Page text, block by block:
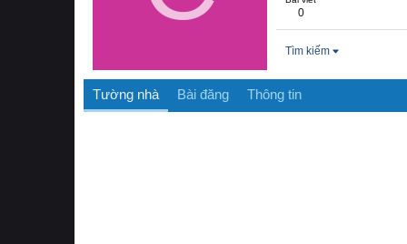
0
Tìm kiếm
Tường nhà Bài đăng Thông tin